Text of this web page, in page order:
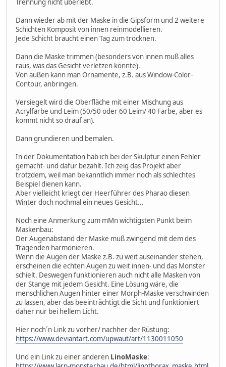
Trennung nicht überlebt.
Dann wieder ab mit der Maske in die Gipsform und 2 weitere
Schichten Komposit von innen reinmodellieren.
Jede Schicht braucht einen Tag zum trocknen.
Dann die Maske trimmen (besonders von innen muß alles
raus, was das Gesicht verletzen könnte).
Von außen kann man Ornamente, z.B. aus Window-Color-
Contour, anbringen.
Versiegelt wird die Oberfläche mit einer Mischung aus
Acrylfarbe und Leim (50/50 oder 60 Leim/ 40 Farbe, aber es
kommt nicht so drauf an).
Dann grundieren und bemalen.
In der Dokumentation hab ich bei der Skulptur einen Fehler
gemacht- und dafür bezahlt. Ich zeig das Projekt aber
trotzdem, weil man bekanntlich immer noch als schlechtes
Beispiel dienen kann.
Aber vielleicht kriegt der Heerführer des Pharao diesen
Winter doch nochmal ein neues Gesicht...
Noch eine Anmerkung zum mMn wichtigsten Punkt beim
Maskenbau:
Der Augenabstand der Maske muß zwingend mit dem des
Tragenden harmonieren.
Wenn die Augen der Maske z.B. zu weit auseinander stehen,
erscheinen die echten Augen zu weit innen- und das Monster
schielt. Deswegen funktionieren auch nicht alle Masken von
der Stange mit jedem Gesicht. Eine Lösung wäre, die
menschlichen Augen hinter einer Morph-Maske verschwinden
zu lassen, aber das beeinträchtigt die Sicht und funktioniert
daher nur bei hellem Licht.
Hier noch´n Link zu vorher/ nachher der Rüstung:
https://www.deviantart.com/upwaut/art/1130011050
Und ein Link zu einer anderen LinoMaske: